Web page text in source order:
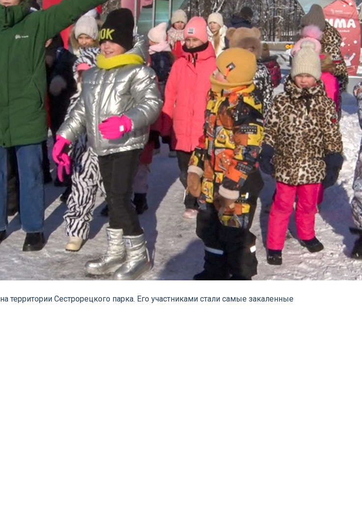
территории Сестрорецкого парка. Его участниками стали самые закаленные